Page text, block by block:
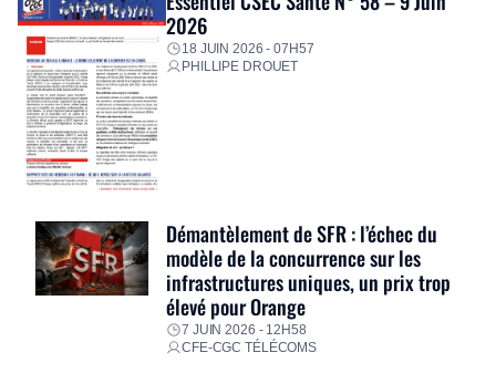
2026
18 JUIN 2026 - 07H57
PHILLIPE DROUET
Démantèlement de SFR : l’échec du
modèle de la concurrence sur les
infrastructures uniques, un prix trop
élevé pour Orange
7 JUIN 2026 - 12H58
CFE-CGC TÉLÉCOMS